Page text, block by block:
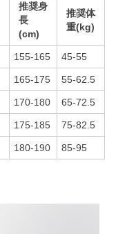
推奨身
長
(cm)
推奨体
重(kg)
155-165 45-55
165-175 55-62.5
170-180 65-72.5
175-185 75-82.5
180-190 85-95